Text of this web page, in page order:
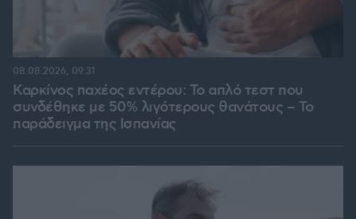
Καρκίνος παχέος εντέρου: Το απλό τεστ που
συνδέθηκε με 50% λιγότερους θανάτους – Το
παράδειγμα της Ισπανίας
08.08.2026, 09:31